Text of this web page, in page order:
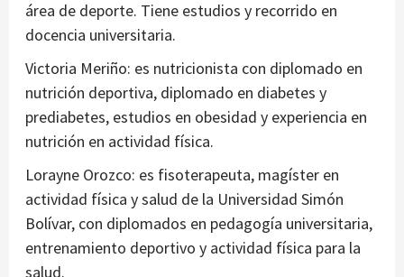
área de deporte. Tiene estudios y recorrido en
docencia universitaria.
Victoria Meriño: es nutricionista con diplomado en
nutrición deportiva, diplomado en diabetes y
prediabetes, estudios en obesidad y experiencia en
nutrición en actividad física.
Lorayne Orozco: es fisoterapeuta, magíster en
actividad física y salud de la Universidad Simón
Bolívar, con diplomados en pedagogía universitaria,
entrenamiento deportivo y actividad física para la
salud.